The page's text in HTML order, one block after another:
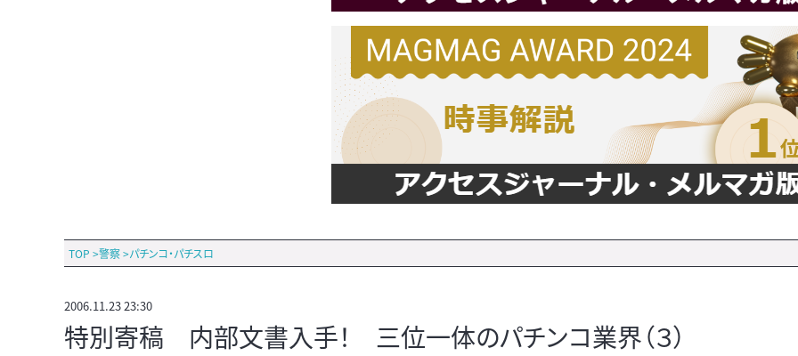
TOP >警察>パチンコ・パチスロ
2006.11.23 23:30
特別寄稿 内部文書入手！ 三位一体のパチンコ業界（３）